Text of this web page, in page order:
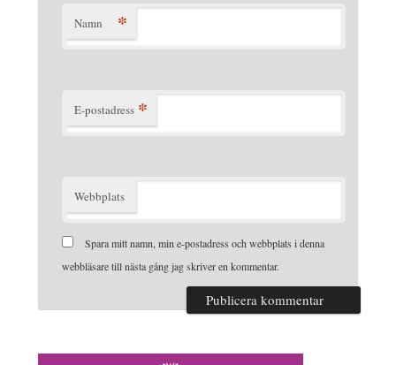
Namn *
E-postadress *
Webbplats
Spara mitt namn, min e-postadress och webbplats i denna
webbläsare till nästa gång jag skriver en kommentar.